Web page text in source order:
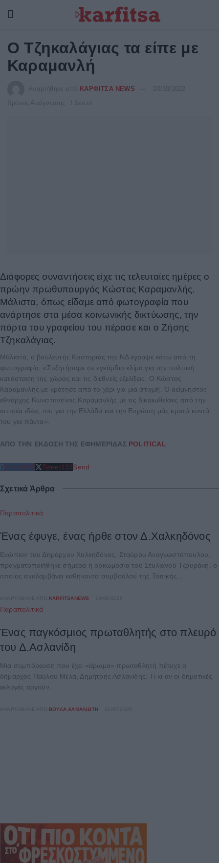
Ο Τζηκαλάγιας τα είπε με
Καραμανλή
Αναρτήθηκε από ΚΑΡΦΙΤΣΑ NEWS
Χρόνος Ανάγνωσης: 1 λεπτό
Διάφορες συναντήσεις είχε τις τελευταίες ημέρες ο
πρώην πρωθυπουργός Κώστας Καραμανλής.
Μάλιστα, όπως είδαμε από φωτογραφία που
ανάρτησε στα μέσα κοινωνικής δικτύωσης, την
πόρτα του γραφείου του πέρασε και ο Ζήσης
Τζηκαλάγιας.
Μάλιστα, ο βουλευτής Καστοριάς της ΝΔ έγραψε κάτω από τη
φωτογραφία: «Συζητήσαμε σε εγκάρδιο κλίμα για την πολιτική
κατάσταση της χώρας και τις διεθνείς εξελίξεις. Ο Κώστας
Καραμανλής με κράτησε από το χέρι για μια στιγμή. Ο αείμνηστος
εθνάρχης Κωνσταντίνος Καραμανλής με τις δικαιωθείσες από την
ιστορία ιδέες του για την Ελλάδα και την Ευρώπη μάς κρατά κοντά
του για πάντα».
ΑΠΟ ΤΗΝ ΕΚΔΟΣΗ ΤΗΣ ΕΦΗΜΕΡΙΔΑΣ POLITICAL
Share212 Tweet133Send
Σχετικά Άρθρα
Παραπολιτικά
Ένας έφυγε, ένας ήρθε στον Δ.Χαλκηδόνος
Ενώπιον του Δημάρχου Χαλκηδόνος, Σταύρου Αναγνωστόπουλου,
πραγματοποιήθηκε σήμερα η ορκωμοσία του Στυλιανού Τζουράκη, ο
οποίος αναλαμβάνει καθήκοντα συμβούλου της Τοπικής...
ΑΝΑΡΤΉΘΗΚΕ ΑΠΌ KARFITSANEWS
Παραπολιτικά
Ένας παγκόσμιος πρωταθλητής στο πλευρό
του Δ.Ασλανίδη
Μια συμπόρευση που έχει «άρωμα» πρωταθλητή πέτυχε ο
δήμαρχος Παύλου Μελά, Δημήτρης Ασλανίδης. Τι κι αν οι δημοτικές
εκλογές αργούν...
ΒΟΎΛΑ ΑΛΜΑΛΙΏΤΗ